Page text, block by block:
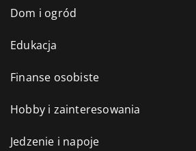
Dom i ogród
Edukacja
Finanse osobiste
Hobby i zainteresowania
Jedzenie i napoje